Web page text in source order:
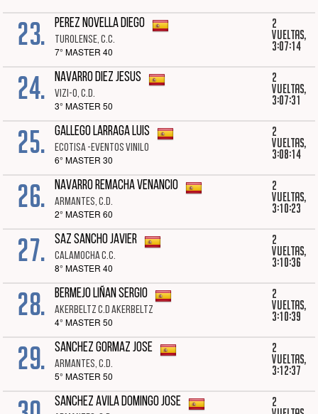
23. PEREZ NOVELLA DIEGO
TUROLENSE, C.C.
7° MASTER 40
2
vueltas,
3:07:14
24. NAVARRO DIEZ JESUS
VIZI-O, C.D.
3° MASTER 50
2
vueltas,
3:07:31
25. GALLEGO LARRAGA LUIS
ECOTISA -EVENTOS VINILO
6° MASTER 30
2
vueltas,
3:08:14
26. NAVARRO REMACHA VENANCIO
ARMANTES, C.D.
2° MASTER 60
2
vueltas,
3:10:23
27. SAZ SANCHO JAVIER
CALAMOCHA C.C.
8° MASTER 40
2
vueltas,
3:10:36
28. BERMEJO LIÑAN SERGIO
AKERBELTZ C.D AKERBELTZ
4° MASTER 50
2
vueltas,
3:10:39
29. SANCHEZ GORMAZ JOSE
ARMANTES, C.D.
5° MASTER 50
2
vueltas,
3:12:37
SANCHEZ AVILA DOMINGO JOSE
2